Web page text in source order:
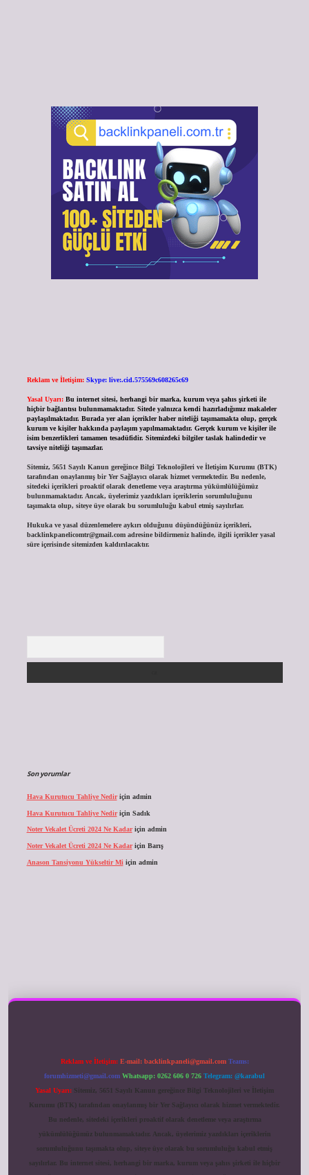
Reklam ve İletişim: Skype: live:.cid.575569c608265c69
Yasal Uyarı: Bu internet sitesi, herhangi bir marka, kurum veya şahıs şirketi ile
hiçbir bağlantısı bulunmamaktadır. Sitede yalnızca kendi hazırladığımız makaleler
paylaşılmaktadır. Burada yer alan içerikler haber niteliği taşımamakta olup, gerçek
kurum ve kişiler hakkında paylaşım yapılmamaktadır. Gerçek kurum ve kişiler ile
isim benzerlikleri tamamen tesadüfidir. Sitemizdeki bilgiler taslak halindedir ve
tavsiye niteliği taşımazlar.
Sitemiz, 5651 Sayılı Kanun gereğince Bilgi Teknolojileri ve İletişim Kurumu (BTK)
tarafından onaylanmış bir Yer Sağlayıcı olarak hizmet vermektedir. Bu nedenle,
sitedeki içerikleri proaktif olarak denetleme veya araştırma yükümlülüğümüz
bulunmamaktadır. Ancak, üyelerimiz yazdıkları içeriklerin sorumluluğunu
taşımakta olup, siteye üye olarak bu sorumluluğu kabul etmiş sayılırlar.
Hukuka ve yasal düzenlemelere aykırı olduğunu düşündüğünüz içerikleri,
backlinkpanelicomtr@gmail.comadresine bildirmeniz halinde, ilgili içerikler yasal
süre içerisinde sitemizden kaldırılacaktır.
Son yorumlar
Hava Kurutucu Tahliye Nediriçin admin
Hava Kurutucu Tahliye Nediriçin Sadık
Noter Vekalet Ücreti 2024 Ne Kadariçin admin
Noter Vekalet Ücreti 2024 Ne Kadariçin Barış
Anason Tansiyonu Yükseltir Mi için admin
Reklam ve İletişim: E-mail: backlinkpaneli@gmail.com Teams:
forumhizmeti@gmail.com Whatsapp: 0262 606 0 726 Telegram: @karabul
Yasal Uyarı: Sitemiz, 5651 Sayılı Kanun gereğince Bilgi Teknolojileri ve İletişim
Kurumu (BTK) tarafından onaylanmış bir Yer Sağlayıcı olarak hizmet vermektedir.
Bu nedenle, sitedeki içerikleri proaktif olarak denetleme veya araştırma
yükümlülüğümüz bulunmamaktadır. Ancak, üyelerimiz yazdıkları içeriklerin
sorumluluğunu taşımakta olup, siteye üye olarak bu sorumluluğu kabul etmiş
sayılırlar. Bu internet sitesi, herhangi bir marka, kurum veya şahıs şirketi ile hiçbir